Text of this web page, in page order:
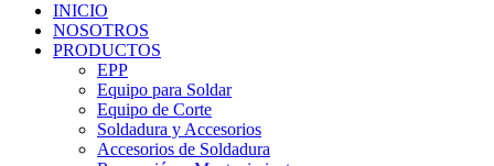
INICIO
NOSOTROS
PRODUCTOS
EPP
Equipo para Soldar
Equipo de Corte
Soldadura y Accesorios
Accesorios de Soldadura